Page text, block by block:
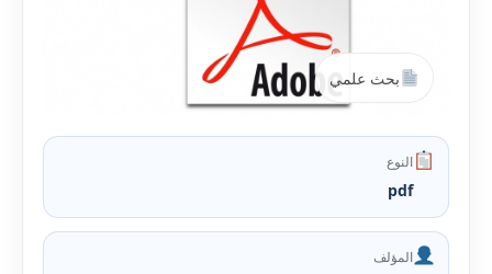
بحث علمي
النوع
pdf
المؤلف